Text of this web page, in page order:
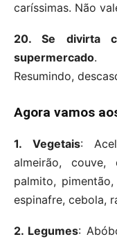
caríssimas. Não
20. Se divirta
supermercado.
Resumindo,
Agora vamos
1. Vegetais:
almeirão, couve,
palmito,
espinafre, cebola,
2. Legumes: